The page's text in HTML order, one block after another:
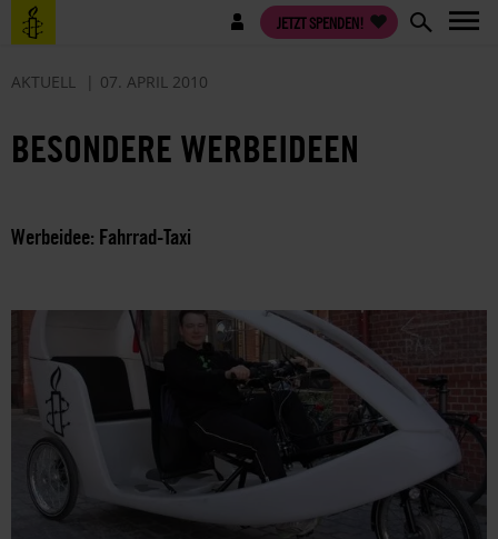
Direkt
zum
Benutzermenü JETZT SPENDEN!
AKTUELL 07. APRIL 2010
BESONDERE WERBEIDEEN
Werbeidee: Fahrrad-Taxi